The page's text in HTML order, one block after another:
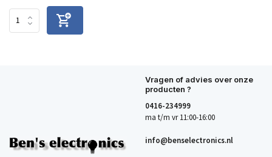
Vragen of advies over onze
producten ?
0416-234999
ma t/m vr 11:00-16:00
info@benselectronics.nl